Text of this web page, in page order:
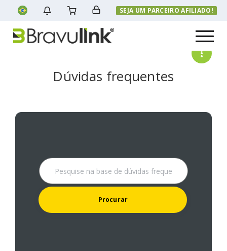
SEJA UM PARCEIRO AFILIADO!
Menu
Dúvidas frequentes